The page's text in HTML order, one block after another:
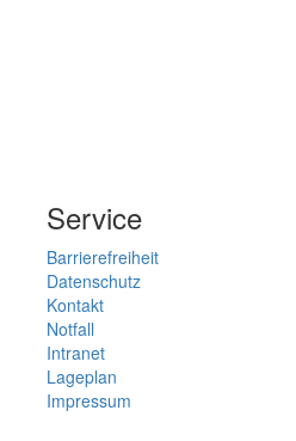
Service
Barrierefreiheit
Datenschutz
Kontakt
Notfall
Intranet
Lageplan
Impressum